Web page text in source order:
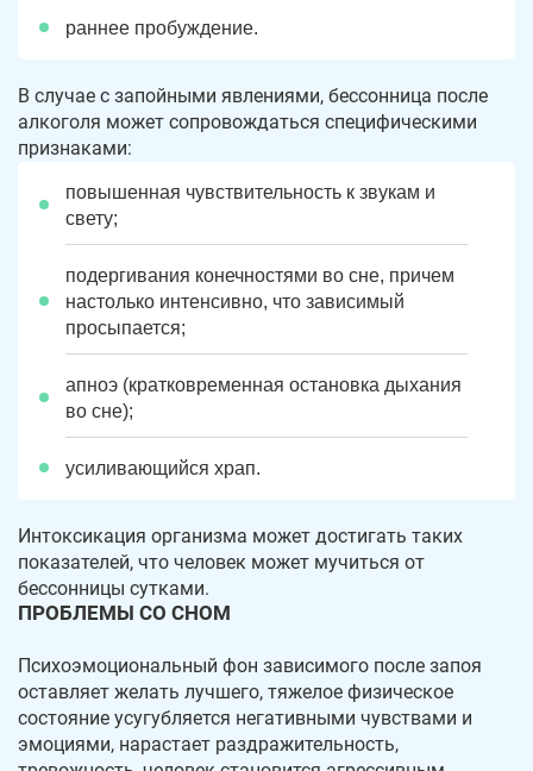
раннее пробуждение.
В случае с запойными явлениями, бессонница после
алкоголя может сопровождаться специфическими
признаками:
повышенная чувствительность к звукам и
свету;
подергивания конечностями во сне, причем
настолько интенсивно, что зависимый
просыпается;
апноэ (кратковременная остановка дыхания
во сне);
усиливающийся храп.
Интоксикация организма может достигать таких
показателей, что человек может мучиться от
бессонницы сутками.
ПРОБЛЕМЫ СО СНОМ
Психоэмоциональный фон зависимого после запоя
оставляет желать лучшего, тяжелое физическое
состояние усугубляется негативными чувствами и
эмоциями, нарастает раздражительность,